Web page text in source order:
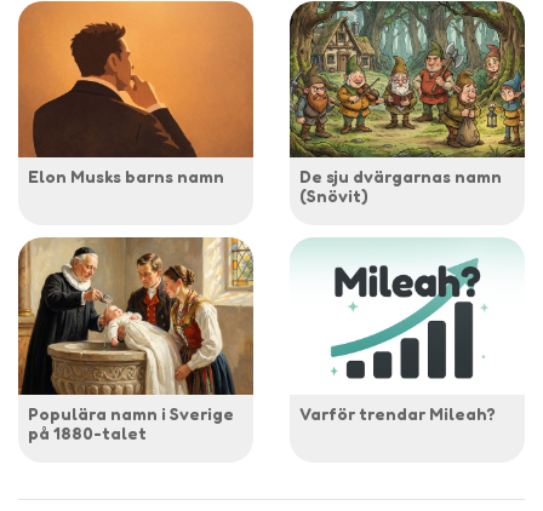
Elon Musks barns namn
De sju dvärgarnas namn
(Snövit)
Populära namn i Sverige
på 1880-talet
Varför trendar Mileah?